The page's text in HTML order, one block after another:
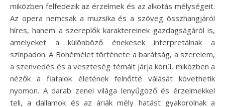
miközben felfedezik az érzelmek és az alkotás mélységeit.
Az opera nemcsak a muzsika és a szöveg összhangjáról
híres, hanem a szereplők karaktereinek gazdagságáról is,
amelyeket a különböző énekesek interpretálnak a
színpadon. A Bohémélet története a barátság, a szerelem,
a szenvedés és a veszteség témáit járja körül, miközben a
nézők a fiatalok életének felnőtté válását követhetik
nyomon. A darab zenei világa lenyűgöző és érzelmekkel
teli, a dallamok és az áriák mély hatást gyakorolnak a